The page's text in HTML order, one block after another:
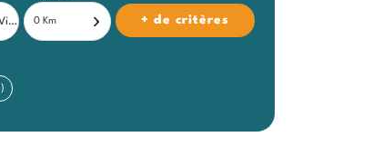
)
0 Km + de critères